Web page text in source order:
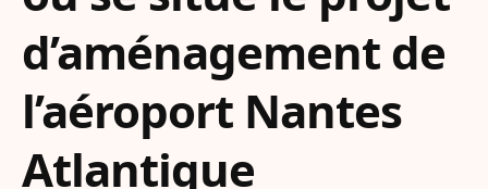
d’aménagement de
l’aéroport Nantes
Atlantique